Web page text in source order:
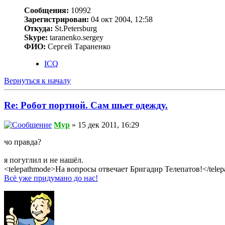
Сообщения: 10992
Зарегистрирован: 04 окт 2004, 12:58
Откуда: St.Petersburg
Skype: taranenko.sergey
ФИО: Сергей Тараненко
ICQ
Вернуться к началу
Re: Робот портной. Сам шьет одежду.
Myp » 15 дек 2011, 16:29
чо правда?
я погуглил и не нашёл.
<telepathmode>На вопросы отвечает Бригадир Телепатов!</
Всё уже придумано до нас!